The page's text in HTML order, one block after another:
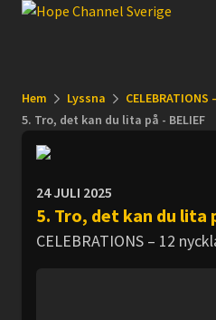
Hem Lyssna
5. Tro, det kan du lita på - BELIEF
24 JULI 2025
5. Tro, det kan du lita
CELEBRATIONS – 12